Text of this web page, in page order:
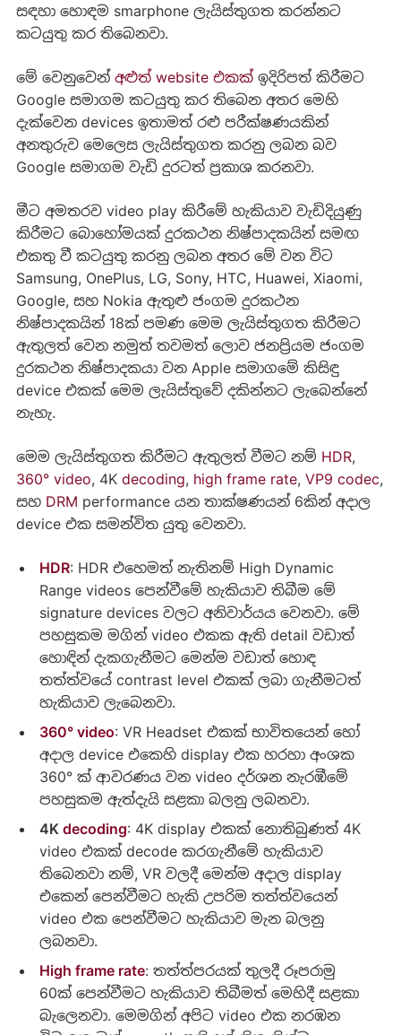
සඳහා හොඳම smarphone ලැයිස්තුගත කරන්නට
කටයුතු කර තිබෙනවා.
මේ වෙනුවෙන් අළුත් website එකක්ඉදිරිපත් කිරීමට
Google සමාගම කටයුතු කර තිබෙන අතර මෙහි
දැක්වෙන devices ඉතාමත් රළු පරීක්ෂණයකින්
අනතුරුව මෙලෙස ලැයිස්තුගත කරනු ලබන බව
Google සමාගම වැඩි දුරටත් ප්‍රකාශ කරනවා.
මීට අමතරව video play කිරීමේ හැකියාව වැඩිදියුණු
කිරීමට බොහෝමයක් දුරකථන නිෂ්පාදකයින් සමඟ
එකතු වී කටයුතු කරනු ලබන අතර මේ වන විට
Samsung, OnePlus, LG, Sony, HTC, Huawei, Xiaomi,
Google, සහ Nokia ඇතුළු ජංගම දුරකථන
නිෂ්පාදකයින් 18ක් පමණ මෙම ලැයිස්තුගත කිරීමට
ඇතුලත් වෙන නමුත් තවමත් ලොව ජනප්‍රියම ජංගම
දුරකථන නිෂ්පාදකයා වන Apple සමාගමේ කිසිඳු
device එකක් මෙම ලැයිස්තුවේ දකින්නට ලැබෙන්නේ
නැහැ.
මෙම ලැයිස්තුගත කිරීමට ඇතුලත් වීමට නම් HDR,
360° video, 4K decoding, high frame rate, VP9 codec,
සහ DRM performance යන තාක්ෂණයන් 6කින් අදාල
device එක සමන්විත යුතු වෙනවා.
HDR: HDR එහෙමත් නැතිනම් High Dynamic
Range videos පෙන්වීමේ හැකියාව තිබීම මේ
signature devices වලට අනිවාර්යය වෙනවා. මේ
පහසුකම මගින් video එකක ඇති detail වඩාත්
හොඳින් දැකගැනීමට මෙන්ම වඩාත් හොඳ
තත්ත්වයේ contrast level එකක් ලබා ගැනීමටත්
හැකියාව ලැබෙනවා.
360° video: VR Headset එකක් භාවිතයෙන් හෝ
අදාල device එකෙහි display එක හරහා අංශක
360° ක් ආවරණය වන video දර්ශන නැරඹීමේ
පහසුකම ඇත්දැයි සළකා බලනු ලබනවා.
4K decoding: 4K display එකක් නොතිබුණත් 4K
video එකක් decode කරගැනීමේ හැකියාව
තිබෙනවා නම්, VR වලදී මෙන්ම අදාල display
එකෙන් පෙන්වීමට හැකි උපරිම තත්ත්වයෙන්
video එක පෙන්වීමට හැකියාව මැන බලනු
ලබනවා.
High frame rate: තත්ත්පරයක් තුලදී රූපරාමු
60ක් පෙන්වීමට හැකියාව තිබීමත් මෙහිදී සළකා
බැලෙනවා. මෙමගින් අපිට video එක නරඹන